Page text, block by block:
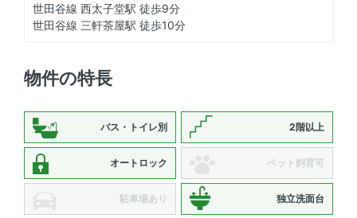
世田谷線 西太子堂駅 徒歩9分
世田谷線 三軒茶屋駅 徒歩10分
物件の特長
バス・トイレ別 2階以上
オートロック ペット飼育可
駐車場あり 独立洗面台